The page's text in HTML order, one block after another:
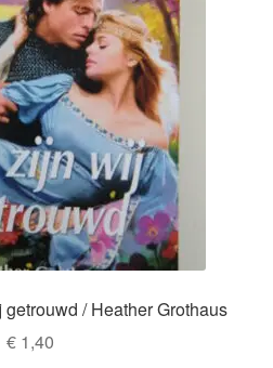
/ Heather Grothaus
€ 1,40